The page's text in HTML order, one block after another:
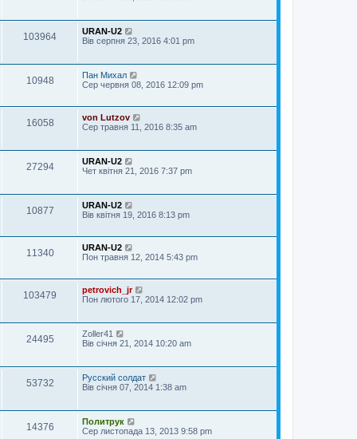
103964
URAN-U2
Вів серпня 23, 2016 4:01 pm
10948
Пан Михал
Сер червня 08, 2016 12:09 pm
16058
von Lutzov
Сер травня 11, 2016 8:35 am
27294
URAN-U2
Чет квітня 21, 2016 7:37 pm
10877
URAN-U2
Вів квітня 19, 2016 8:13 pm
11340
URAN-U2
Пон травня 12, 2014 5:43 pm
103479
petrovich_jr
Пон лютого 17, 2014 12:02 pm
24495
Zoller41
Вів січня 21, 2014 10:20 am
53732
Русский солдат
Вів січня 07, 2014 1:38 am
14376
Политрук
Сер листопада 13, 2013 9:58 pm